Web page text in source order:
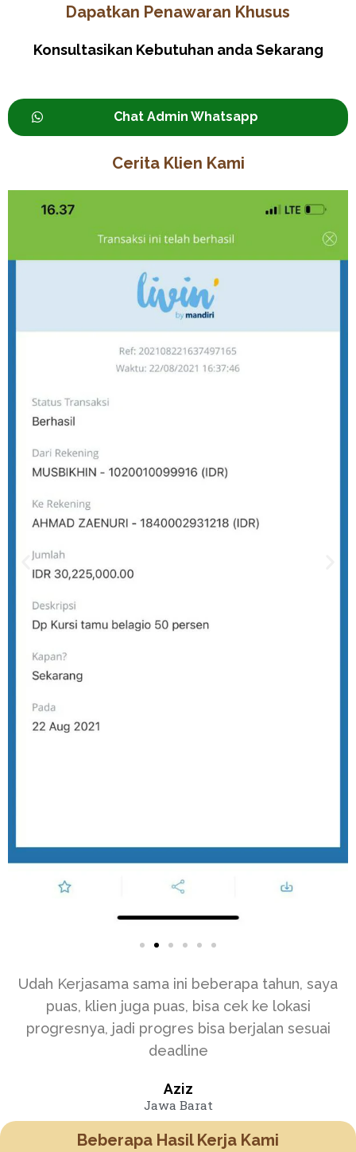
Dapatkan Penawaran Khusus
Konsultasikan Kebutuhan anda Sekarang
Chat Admin Whatsapp
Cerita Klien Kami
Udah Kerjasama sama ini beberapa tahun, saya
puas, klien juga puas, bisa cek ke lokasi
progresnya, jadi progres bisa berjalan sesuai
deadline
Aziz
Jawa Barat
Beberapa Hasil Kerja Kami